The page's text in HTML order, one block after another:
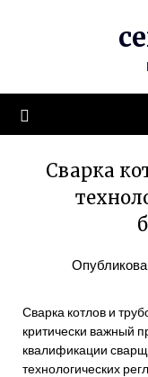
Сварка
Сварка котлов и
критически важный
квалификации
технологических